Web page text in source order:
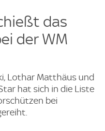
das
der WM
Lothar Matthäus und
hat sich in die Liste
bei